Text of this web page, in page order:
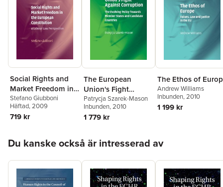
Social Rights and
Market Freedom in
the European
Constitution
Stefano Giubboni
Häftad, 2009
719 kr
The European
Union's Fight
Against Corruption
Patrycja Szarek-Mason
Inbunden, 2010
1 779 kr
The Ethos of
Andrew Williams
Inbunden, 2010
1 199 kr
Du kanske också är intresserad av